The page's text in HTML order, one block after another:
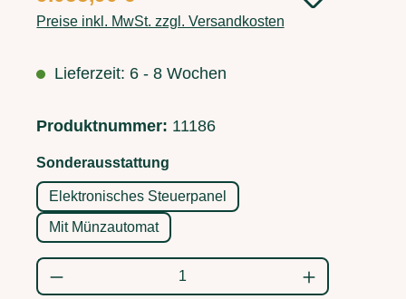
Preise inkl. MwSt. zzgl. Versandkosten
Lieferzeit: 6 - 8 Wochen
Produktnummer: 11186
Sonderausstattung
Elektronisches Steuerpanel
Mit Münzautomat
Produkt Anzahl: Gib den gewünschten